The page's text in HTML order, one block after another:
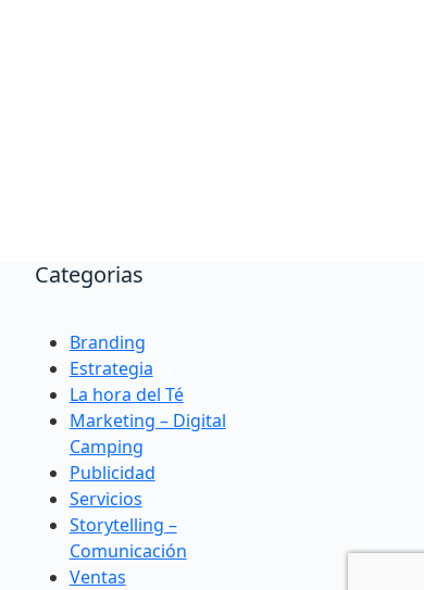
Categorias
Branding
Estrategia
La hora del Té
Marketing – Digital
Camping
Publicidad
Servicios
Storytelling –
Comunicación
Ventas